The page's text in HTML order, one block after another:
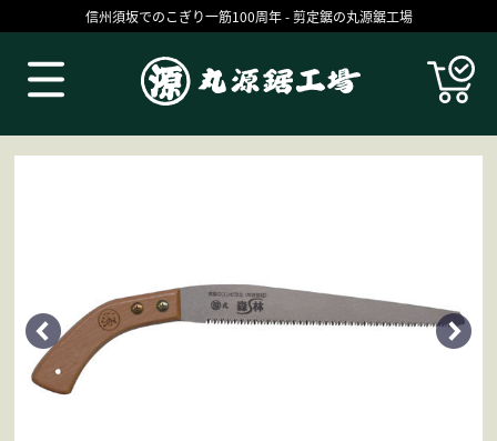
信州須坂でのこぎり一筋100周年 - 剪定鋸の丸源鋸工場
Products